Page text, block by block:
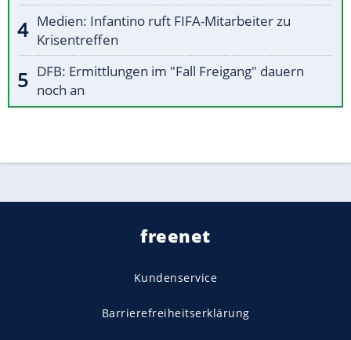
Medien: Infantino ruft FIFA-Mitarbeiter zu
Krisentreffen
DFB: Ermittlungen im "Fall Freigang" dauern
noch an
freenet
Kundenservice
Barrierefreiheitserklärung